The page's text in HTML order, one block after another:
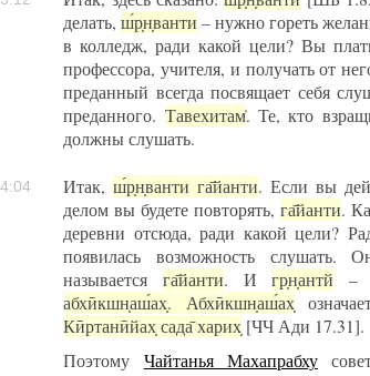
делать,ш́р̣н̣ванти – нужно гореть
в колледж, ради какой цели? Вы
профессора, учителя, и получать от
преданный всегда посвящает себя
преданного. Тавехитам̇. Те, кто
должны слушать.
Итак,ш́р̣н̣ванти га̄йанти. Если вы
делом вы будете повторять, га̄йанти.
деревни отсюда, ради какой цели?
появилась возможность
называетсяга̄йанти. Игр̣н̣антй –
абхӣкшн̣аш́ах̣. Абхӣкшн̣аш́ах̣
Кӣртанӣйах̣ сада̄ харих̣ [ЧЧ Ади 17.31].
Поэтому Чайтанья Махапрабху